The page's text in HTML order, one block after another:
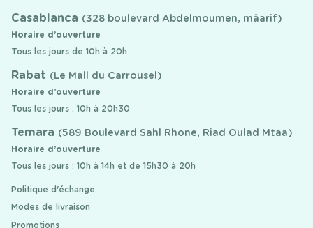
Casablanca (328 boulevard Abdelmoumen, mâarif)
Horaire d’ouverture
Tous les jours de 10h à 20h
Rabat (Le Mall du Carrousel)
Horaire d’ouverture
Tous les jours : 10h à 20h30
Temara (589 Boulevard Sahl Rhone, Riad Oulad Mtaa)
Horaire d’ouverture
Tous les jours : 10h à 14h et de 15h30 à 20h
Politique d'échange
Modes de livraison
Promotions